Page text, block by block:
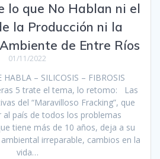
lo que No Hablan ni el
la Producción ni la
de Entre Ríos
01/11/2022
HABLA – SILICOSIS – FIBROSIS
5 trate el tema, lo retomo: Las
del “Maravilloso Fracking”, que
al país de todos los problemas
tiene más de 10 años, deja a su
irreparable, cambios en la
vida…